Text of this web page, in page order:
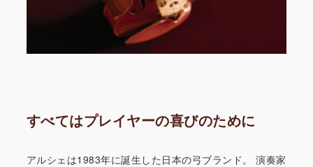
すべてはプレイヤーの喜びのために
アルシェは1983年に誕生した日本の弓ブランド。
演奏家